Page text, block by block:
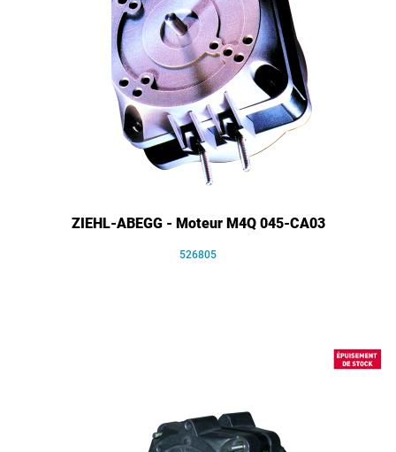
ZIEHL-ABEGG - Moteur M4Q 045-CA03
526805